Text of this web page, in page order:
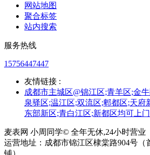
网站地图
聚合标签
站内搜索
服务热线
15756447447
友情链接 :
成都市主城区@锦江区;青羊区;金
泉驿区;温江区;双流区;郫都区;天府
东部新区;青白江区;新都区均可上
麦表网 小周同学© 全年无休,24小时营业
运营地址：成都市锦江区棣棠路904号（
铺）